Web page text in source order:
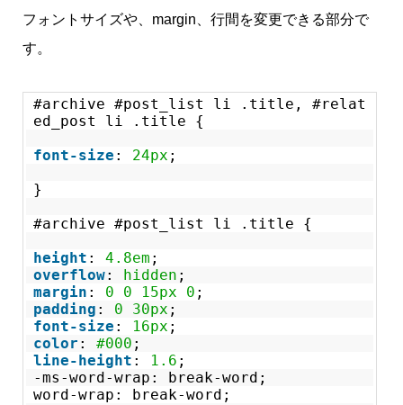
フォントサイズや、margin、行間を変更できる部分で
す。
#archive #post_list li .title, #relat
ed_post li .title {
font-size : 24px ;
}
#archive #post_list li .title {
height : 4.8em ;
overflow: hidden ;
margin : 0 0 15px 0 ;
padding : 0 30px ;
font-size : 16px ;
color : #000 ;
line-height : 1.6 ;
-ms-word-wrap: break-word;
word-wrap: break-word;